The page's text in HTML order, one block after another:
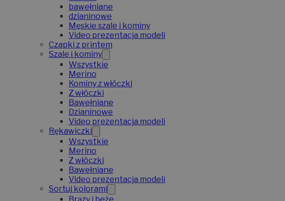
bawełniane
dzianinowe
Męskie szale i kominy
Video prezentacja modeli
Czapki z printem
Szale i kominy
Wszystkie
Merino
Kominy z włóczki
Z włóczki
Bawełniane
Dzianinowe
Video prezentacja modeli
Rękawiczki
Wszystkie
Merino
Z włóczki
Bawełniane
Video prezentacja modeli
Sortuj kolorami